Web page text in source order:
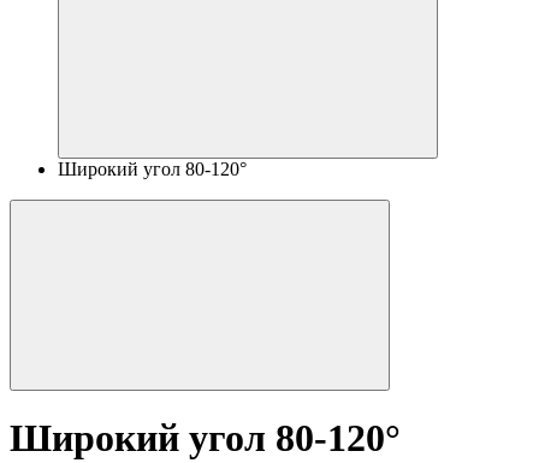
Широкий угол 80-120°
Широкий угол 80-120°